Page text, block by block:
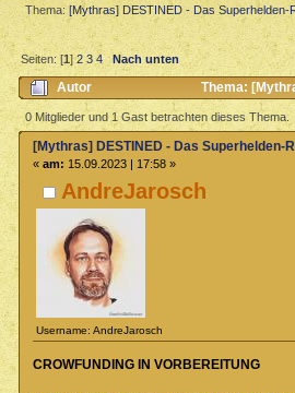
Thema:[Mythras] DESTINED - Das Superhelden-
Seiten: [1]2 3 4 Nach unten
Autor
Thema:
Superhelden-Rollenspiel (Gelesen 9850
0 Mitglieder und 1 Gast betrachten dieses Thema.
AndreJarosch
Username: AndreJarosch
[Mythras] DESTINED - Das Superhelden-
« am: 15.09.2023 | 17:58 »
CROWFUNDING IN VORBEREITUNG